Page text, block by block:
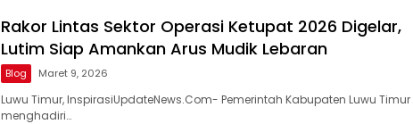
Rakor Lintas Sektor Operasi Ketupat 2026 Digelar,
Lutim Siap Amankan Arus Mudik Lebaran
Blog Maret 9, 2026
Luwu Timur, InspirasiUpdateNews.Com- Pemerintah Kabupaten Luwu Timur
menghadiri…